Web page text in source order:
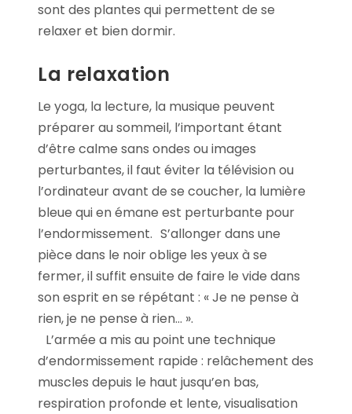
sont des plantes qui permettent de se
relaxer et bien dormir.
La relaxation
Le yoga, la lecture, la musique peuvent
préparer au sommeil, l’important étant
d’être calme sans ondes ou images
perturbantes, il faut éviter la télévision ou
l’ordinateur avant de se coucher, la lumière
bleue qui en émane est perturbante pour
l’endormissement. S’allonger dans une
pièce dans le noir oblige les yeux à se
fermer, il suffit ensuite de faire le vide dans
son esprit en se répétant : « Je ne pense à
rien, je ne pense à rien… ».
L’armée a mis au point une technique
d’endormissement rapide : relâchement des
muscles depuis le haut jusqu’en bas,
respiration profonde et lente, visualisation